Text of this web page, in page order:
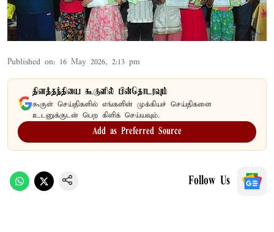
Published on: 16 May 2026, 2:13 pm
தினத்தந்தியை கூகுளில் பின்தொடரவும்
கூகுள் செய்திகளில் எங்களின் முக்கியச் செய்திகளை
உடனுக்குடன் பெற கிளிக் செய்யவும்.
Add as Preferred Source
Follow Us